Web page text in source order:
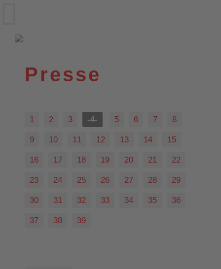
Presse
1 2 3 -4- 5 6 7 8
9 10 11 12 13 14 15
16 17 18 19 20 21 22
23 24 25 26 27 28 29
30 31 32 33 34 35 36
37 38 39